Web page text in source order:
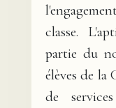
classe.
partie du
élèves de la
de